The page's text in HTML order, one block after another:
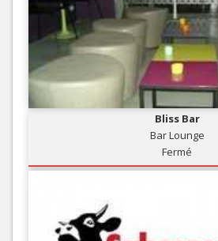
Bliss Bar
Bar Lounge
Fermé